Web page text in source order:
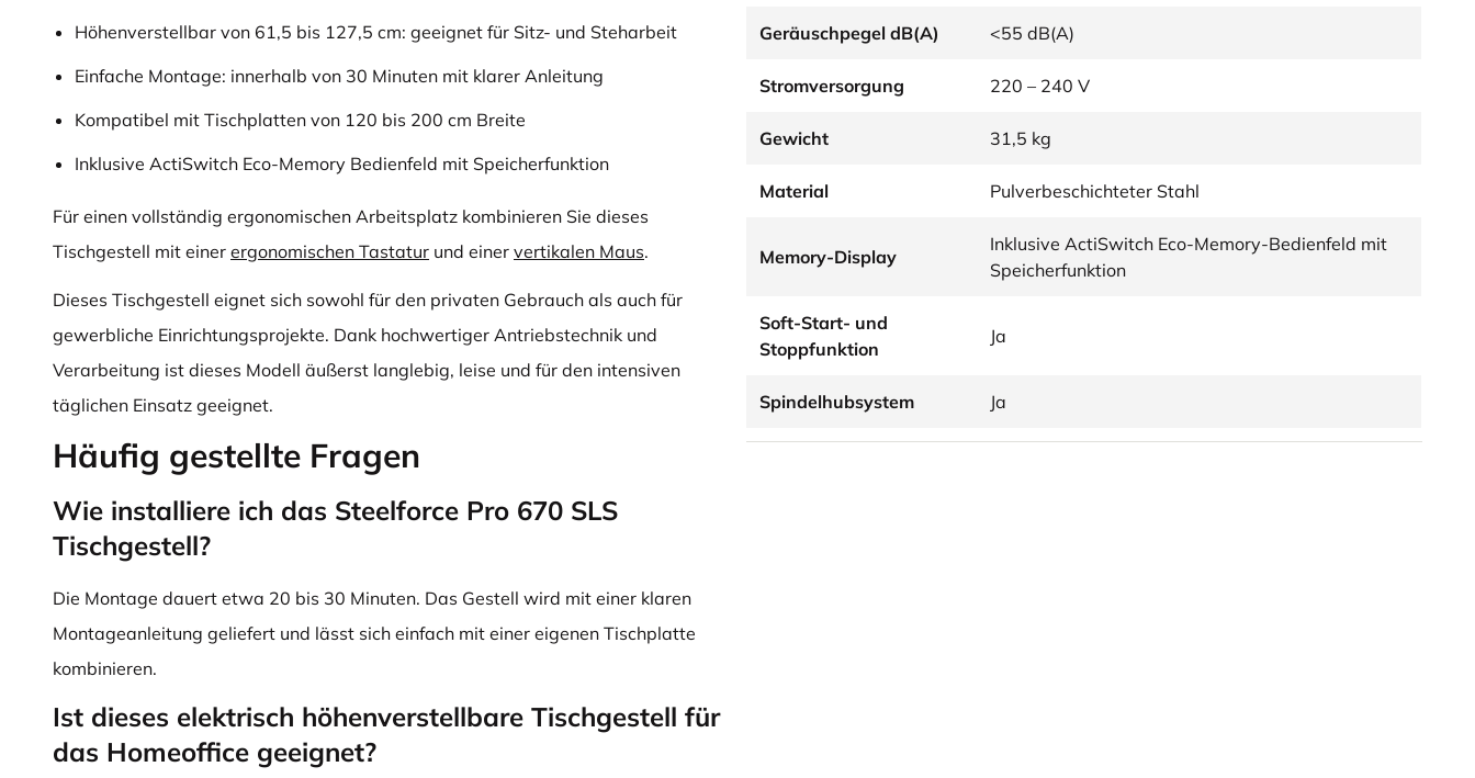
Höhenverstellbar von 61,5 bis 127,5 cm: geeignet für Sitz- und Steharbeit
Einfache Montage: innerhalb von 30 Minuten mit klarer Anleitung
Kompatibel mit Tischplatten von 120 bis 200 cm Breite
Inklusive ActiSwitch Eco-Memory Bedienfeld mit Speicherfunktion
Für einen vollständig ergonomischen Arbeitsplatz kombinieren Sie dieses
Tischgestell mit einer ergonomischen Tastatur und einer vertikalen Maus.
Dieses Tischgestell eignet sich sowohl für den privaten Gebrauch als auch für
gewerbliche Einrichtungsprojekte. Dank hochwertiger Antriebstechnik und
Verarbeitung ist dieses Modell äußerst langlebig, leise und für den intensiven
täglichen Einsatz geeignet.
Häufig gestellte Fragen
Wie installiere ich das Steelforce Pro 670 SLS
Tischgestell?
Die Montage dauert etwa 20 bis 30 Minuten. Das Gestell wird mit einer klaren
Montageanleitung geliefert und lässt sich einfach mit einer eigenen Tischplatte
kombinieren.
Ist dieses elektrisch höhenverstellbare Tischgestell für
das Homeoffice geeignet?
Geräuschpegel dB(A) <55 dB(A)
Stromversorgung 220 – 240 V
Gewicht 31,5 kg
Material Pulverbeschichteter Stahl
Memory-Display
Inklusive ActiSwitch Eco-Memory-Bedienfeld mit
Speicherfunktion
Soft-Start- und
Stoppfunktion
Ja
Spindelhubsystem Ja